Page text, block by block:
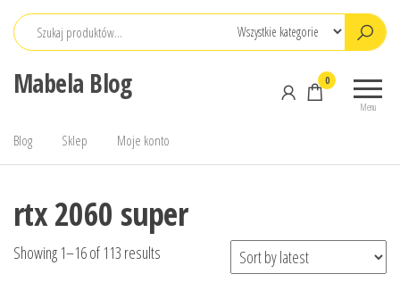
Przejdź
Mabela Blog
Menu
0
Blog Sklep Moje konto
rtx 2060 super
Showing 1–16 of 113 results